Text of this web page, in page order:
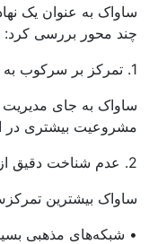
ساواک به عنوان یک
چند محور بررسی کرد:
1. تمرکز بر سرکوب به جای اصلاحات
ساواک به جای
مشروعیت بیشتری در
2. عدم شناخت دقیق از ماهیت جنبش‌های مخالف شاه
ساواک بیشترین
• شبکه‌های مذهبی